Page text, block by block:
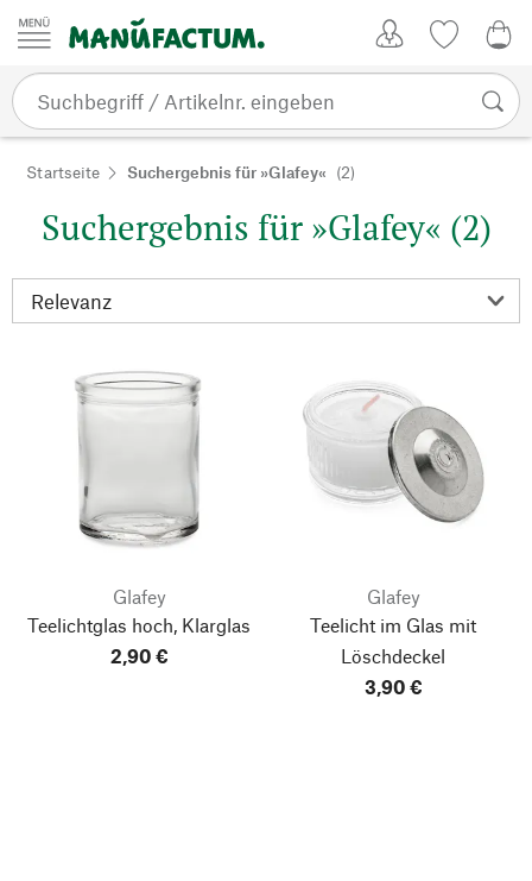
Zum Inhalt springen
Startseite Suchergebnis für »Glafey« (2)
Suchergebnis für »Glafey« (2)
Glafey
Teelichtglas hoch, Klarglas
2,90 €
Glafey
Teelicht im Glas mit
Löschdeckel
3,90 €